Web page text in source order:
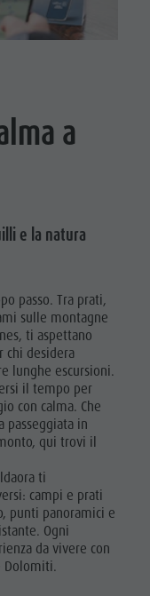
bici da
Nuotare
Pescare
& Voli
tandem
Golf
a
e la natura
passo. Tra prati,
sulle montagne
ti aspettano
chi desidera
lunghe escursioni.
il tempo per
con calma. Che
passeggiata in
qui trovi il
ti
campi e prati
punti panoramici e
Ogni
da vivere con
Dolomiti.